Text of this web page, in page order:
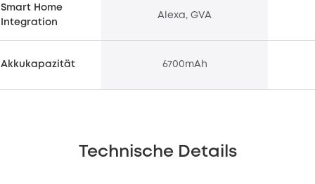
Smart Home
Integration
Alexa, GVA
Akkukapazität 6700mAh
Technische Details